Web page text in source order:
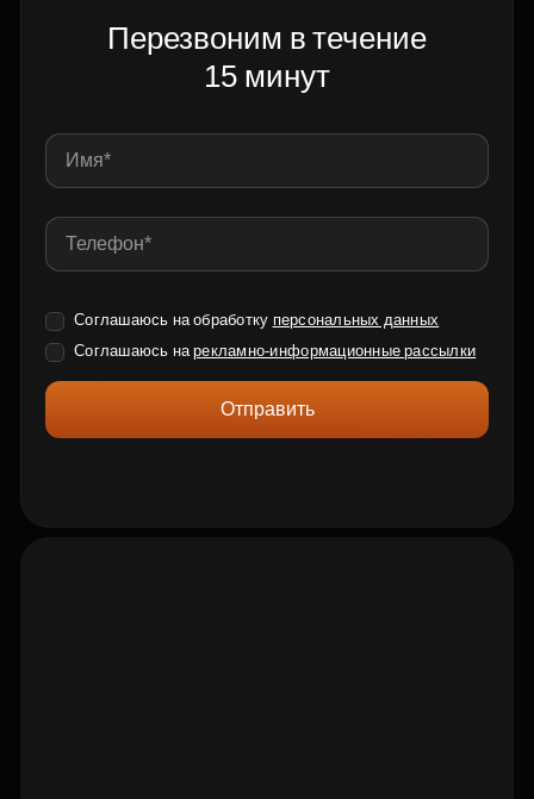
Перезвоним в течение
15 минут
Соглашаюсь на обработку персональных данных
Соглашаюсь нарекламно-информационные рассылки
Отправить